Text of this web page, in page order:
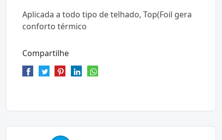
Aplicada a todo tipo de telhado, Top(Foil gera
conforto térmico
Compartilhe